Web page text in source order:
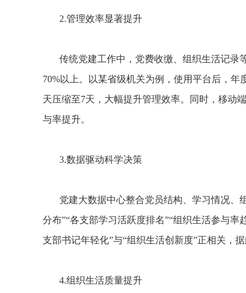
2.管理效率显著提升
传统党建工作中，党费收缴、组织生活记录
70%以上。以某省级机关为例，使用平台后，
天压缩至7天，大幅提升管理效率。同时，移动
与率提升。
3.数据驱动科学决策
党建大数据中心整合党员结构、学习情况、
分布”“各支部学习活跃度排名”“组织生活参与
支部书记年轻化”与“组织生活创新度”正相关，
4.组织生活质量提升